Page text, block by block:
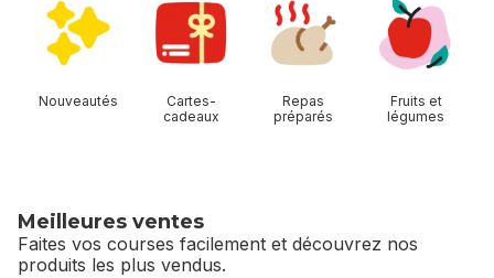
Nouveautés
Cartes-
cadeaux
Repas
préparés
Fruits et
légumes
Meilleures ventes
Faites vos courses facilement et découvrez nos
produits les plus vendus.